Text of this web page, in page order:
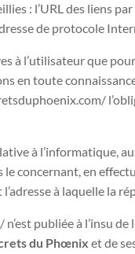
: l’URL des liens
de protocole
à l’utilisateur que
en toute
à l’informatique,
concernant, en
à laquelle la
publiée à l’insu de
du Phœnix et de